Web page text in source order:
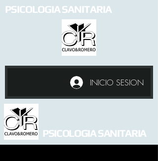
PSICOLOGIA SANITARIA
INICIO SESION
PSICOLOGIA SANITARIA